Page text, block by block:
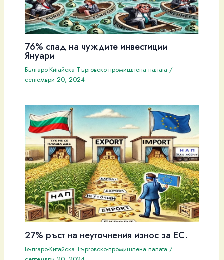
76% спад на чуждите инвестиции
Януари
Българо-Китайска Търговско-промишлена палaта /
септември 20, 2024
27% ръст на неуточнения износ за ЕС.
Българо-Китайска Търговско-промишлена палaта /